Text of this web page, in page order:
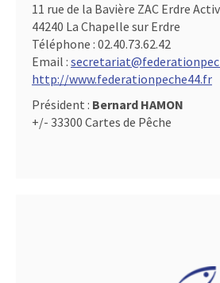
11 rue de la Bavière ZAC Erdre
44240 La Chapelle sur Erdre
Téléphone : 02.40.73.62.42
Email :
http://www.federationpeche44.fr
Président : Bernard HAMON
+/- 33300 Cartes de Pêche